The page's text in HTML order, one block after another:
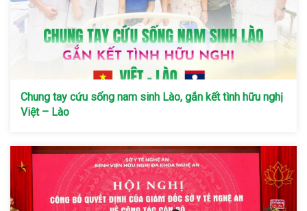
Chung tay cứu sống nam sinh Lào, gắn kết tình hữu nghị
Việt – Lào